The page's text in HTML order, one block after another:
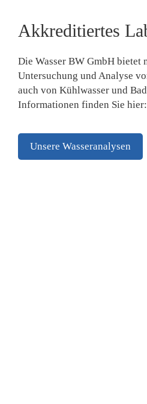
Akkreditiertes
Die Wasser BW GmbH bietet
Untersuchung und Analyse
auch von Kühlwasser und
Informationen finden Sie hier:
Unsere Wasseranalysen